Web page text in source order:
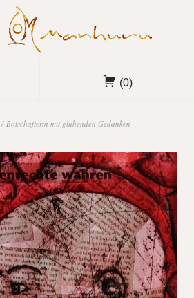
(0)
/ Botschafterin mit glühenden Gedanken